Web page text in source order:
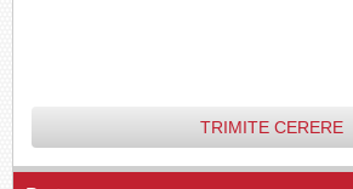
TRIMITE CERERE